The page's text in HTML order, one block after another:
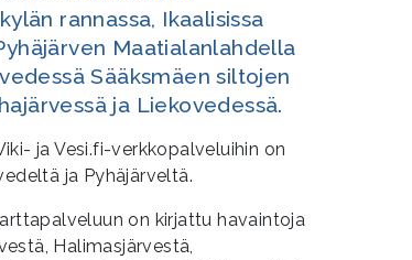
rannassa, Ikaalisissa
Maatialanlahdella
Sääksmäen siltojen
ja Liekovedessä.
ja Vesi.fi-verkkopalveluihin on
ja Pyhäjärveltä.
on kirjattu havaintoja
Halimasjärvestä,